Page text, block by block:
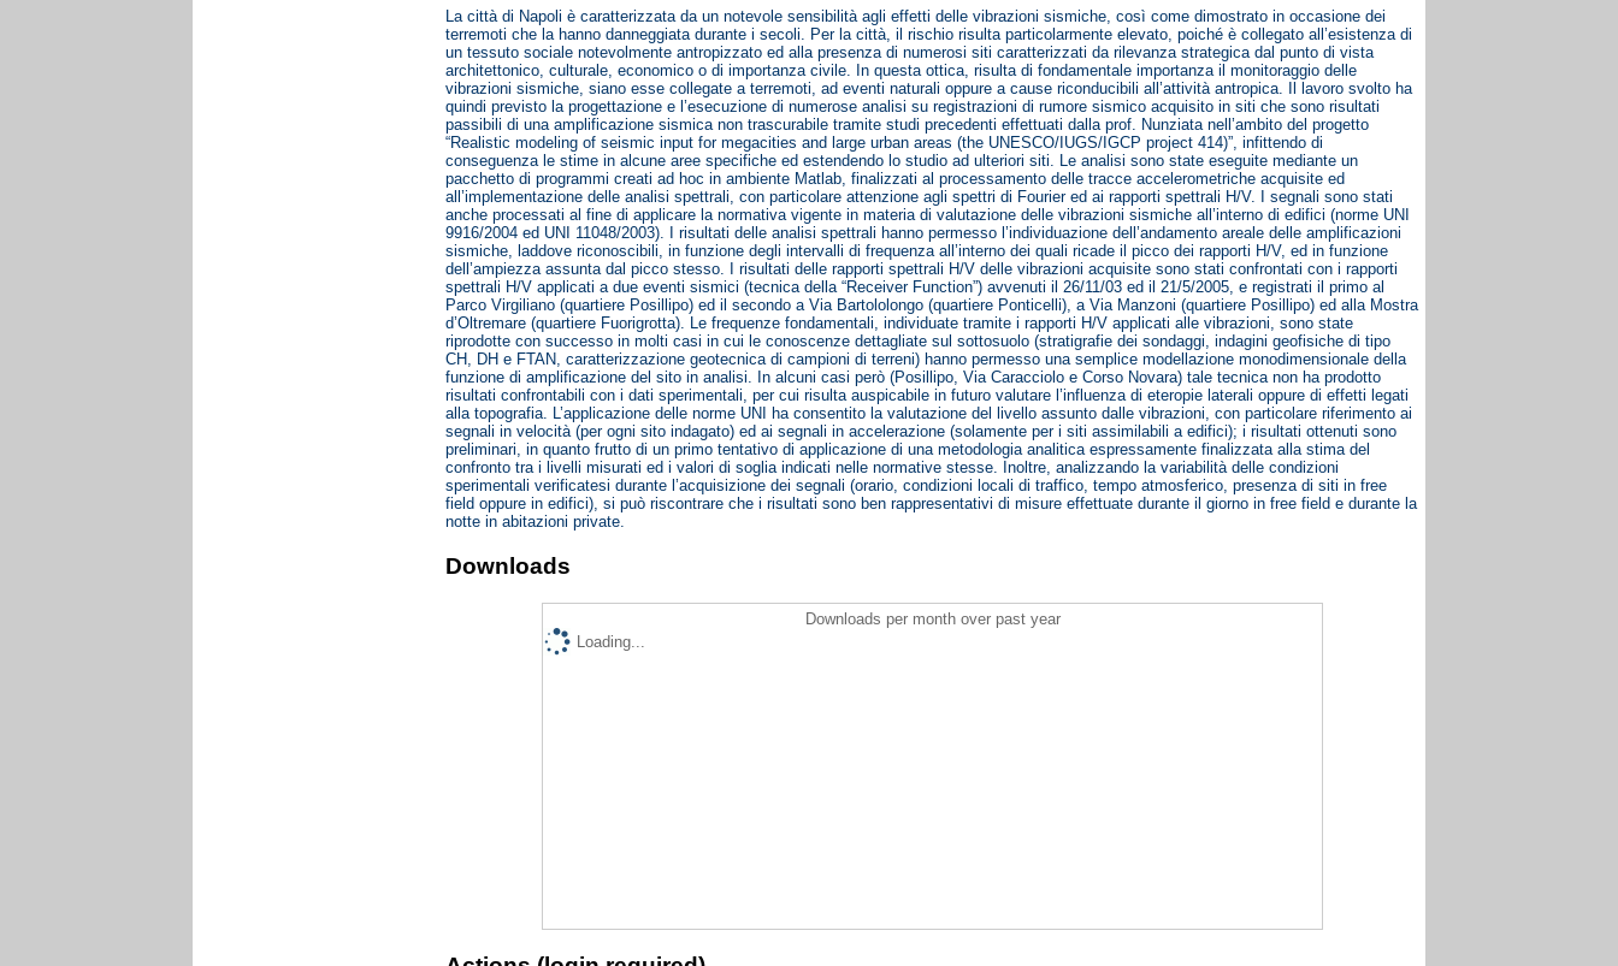
La città di Napoli è caratterizzata da un notevole sensibilità agli effetti delle vibrazioni sismiche, così come dimostrato in occasione dei
terremoti che la hanno danneggiata durante i secoli. Per la città, il rischio risulta particolarmente elevato, poiché è collegato all’esistenza di
un tessuto sociale notevolmente antropizzato ed alla presenza di numerosi siti caratterizzati da rilevanza strategica dal punto di vista
architettonico, culturale, economico o di importanza civile. In questa ottica, risulta di fondamentale importanza il monitoraggio delle
vibrazioni sismiche, siano esse collegate a terremoti, ad eventi naturali oppure a cause riconducibili all’attività antropica. Il lavoro svolto ha
quindi previsto la progettazione e l’esecuzione di numerose analisi su registrazioni di rumore sismico acquisito in siti che sono risultati
passibili di una amplificazione sismica non trascurabile tramite studi precedenti effettuati dalla prof. Nunziata nell’ambito del progetto
“Realistic modeling of seismic input for megacities and large urban areas (the UNESCO/IUGS/IGCP project 414)”, infittendo di
conseguenza le stime in alcune aree specifiche ed estendendo lo studio ad ulteriori siti. Le analisi sono state eseguite mediante un
pacchetto di programmi creati ad hoc in ambiente Matlab, finalizzati al processamento delle tracce accelerometriche acquisite ed
all’implementazione delle analisi spettrali, con particolare attenzione agli spettri di Fourier ed ai rapporti spettrali H/V. I segnali sono stati
anche processati al fine di applicare la normativa vigente in materia di valutazione delle vibrazioni sismiche all’interno di edifici (norme UNI
9916/2004 ed UNI 11048/2003). I risultati delle analisi spettrali hanno permesso l’individuazione dell’andamento areale delle amplificazioni
sismiche, laddove riconoscibili, in funzione degli intervalli di frequenza all’interno dei quali ricade il picco dei rapporti H/V, ed in funzione
dell’ampiezza assunta dal picco stesso. I risultati delle rapporti spettrali H/V delle vibrazioni acquisite sono stati confrontati con i rapporti
spettrali H/V applicati a due eventi sismici (tecnica della “Receiver Function”) avvenuti il 26/11/03 ed il 21/5/2005, e registrati il primo al
Parco Virgiliano (quartiere Posillipo) ed il secondo a Via Bartololongo (quartiere Ponticelli), a Via Manzoni (quartiere Posillipo) ed alla Mostra
d’Oltremare (quartiere Fuorigrotta). Le frequenze fondamentali, individuate tramite i rapporti H/V applicati alle vibrazioni, sono state
riprodotte con successo in molti casi in cui le conoscenze dettagliate sul sottosuolo (stratigrafie dei sondaggi, indagini geofisiche di tipo
CH, DH e FTAN, caratterizzazione geotecnica di campioni di terreni) hanno permesso una semplice modellazione monodimensionale della
funzione di amplificazione del sito in analisi. In alcuni casi però (Posillipo, Via Caracciolo e Corso Novara) tale tecnica non ha prodotto
risultati confrontabili con i dati sperimentali, per cui risulta auspicabile in futuro valutare l’influenza di eteropie laterali oppure di effetti legati
alla topografia. L’applicazione delle norme UNI ha consentito la valutazione del livello assunto dalle vibrazioni, con particolare riferimento ai
segnali in velocità (per ogni sito indagato) ed ai segnali in accelerazione (solamente per i siti assimilabili a edifici); i risultati ottenuti sono
preliminari, in quanto frutto di un primo tentativo di applicazione di una metodologia analitica espressamente finalizzata alla stima del
confronto tra i livelli misurati ed i valori di soglia indicati nelle normative stesse. Inoltre, analizzando la variabilità delle condizioni
sperimentali verificatesi durante l’acquisizione dei segnali (orario, condizioni locali di traffico, tempo atmosferico, presenza di siti in free
field oppure in edifici), si può riscontrare che i risultati sono ben rappresentativi di misure effettuate durante il giorno in free field e durante la
notte in abitazioni private.
Downloads
Downloads per month over past year
Loading...